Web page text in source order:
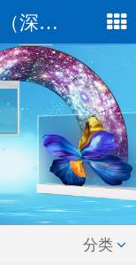
华海专显科技-华海专显（深圳）科技有限公司
分类